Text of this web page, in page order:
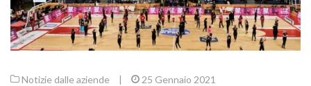
Notizie dalle aziende | 25 Gennaio 2021